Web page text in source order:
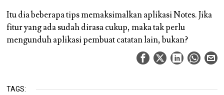
Itu dia beberapa tips memaksimalkan aplikasi Notes. Jika
fitur yang ada sudah dirasa cukup, maka tak perlu
mengunduh aplikasi pembuat catatan lain, bukan?
TAGS: